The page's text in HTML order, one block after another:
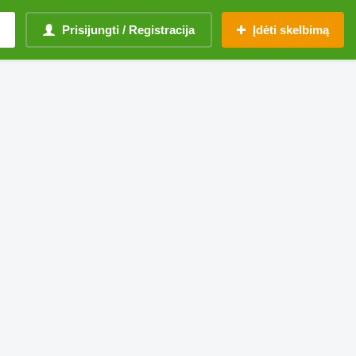
Prisijungti / Registracija Įdėti skelbimą